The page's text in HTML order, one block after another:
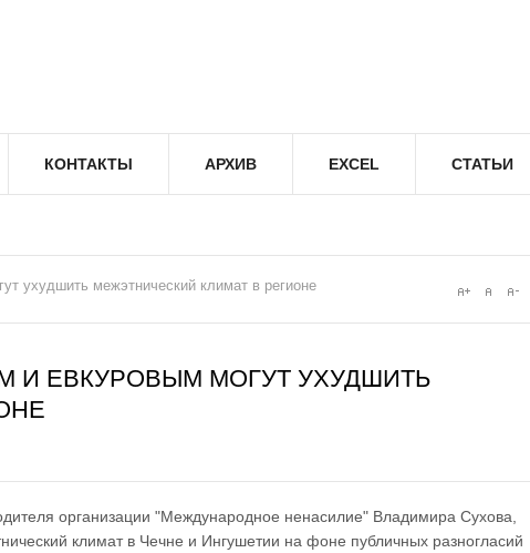
КОНТАКТЫ АРХИВ EXCEL СТАТЬИ
ухудшить межэтнический климат в регионе
И ЕВКУРОВЫМ МОГУТ УХУДШИТЬ
организации "Международное ненасилие" Владимира Сухова,
климат в Чечне и Ингушетии на фоне публичных разногласий